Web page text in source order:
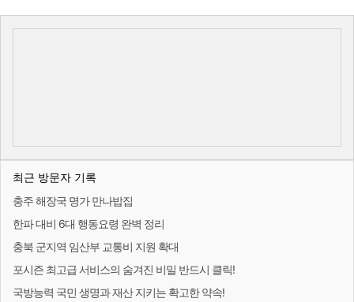
최근 방문자 기록
충주 해장국 명가 만나밥집
한파 대비 6대 행동요령 완벽 정리
충북 군지역 임산부 교통비 지원 확대
포시즌 최고급 서비스의 숨겨진 비밀 반드시 클릭!
국방능력 국민 생명과 재산 지키는 확고한 약속!